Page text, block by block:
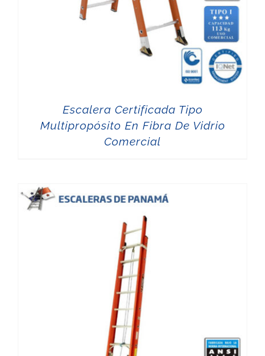
Escalera Certificada Tipo
Multipropósito En Fibra De Vidrio
Comercial